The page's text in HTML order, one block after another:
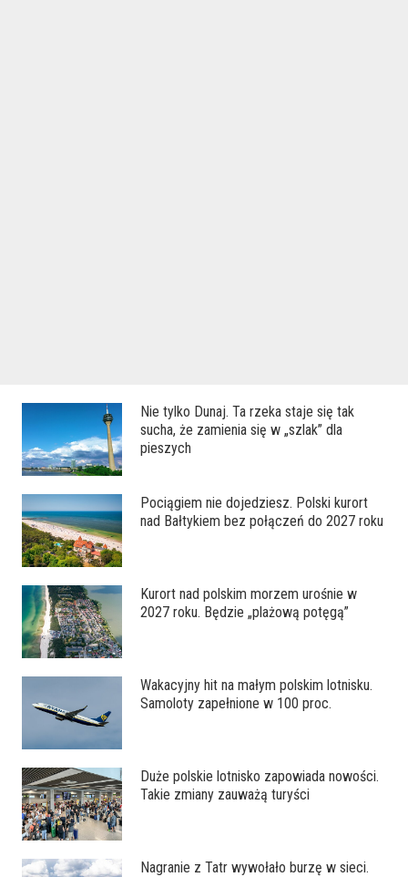
Nie tylko Dunaj. Ta rzeka staje się tak
sucha, że zamienia się w „szlak” dla
pieszych
Pociągiem nie dojedziesz. Polski kurort
nad Bałtykiem bez połączeń do 2027 roku
Kurort nad polskim morzem urośnie w
2027 roku. Będzie „plażową potęgą”
Wakacyjny hit na małym polskim lotnisku.
Samoloty zapełnione w 100 proc.
Duże polskie lotnisko zapowiada nowości.
Takie zmiany zauważą turyści
Nagranie z Tatr wywołało burzę w sieci.